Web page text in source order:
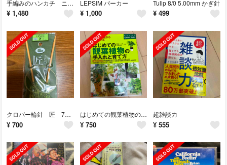
手編みのハンカチ ニッタオル１０１
¥ 1,480
LEPSIM パーカー
¥ 1,000
Tulip 8/0 5.00mm かぎ針
¥ 499
クロバー輪針 匠 7号 40cm
¥ 700
はじめての観葉植物の手入れと育て方
¥ 750
超雑談力
¥ 555